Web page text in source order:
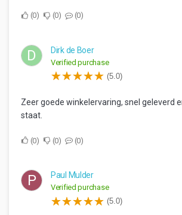
0 0 0
D Dirk de Boer
Verified purchase
(5.0)
Zeer goede winkelervaring, snel geleverd
staat.
0 0 0
P Paul Mulder
Verified purchase
(5.0)